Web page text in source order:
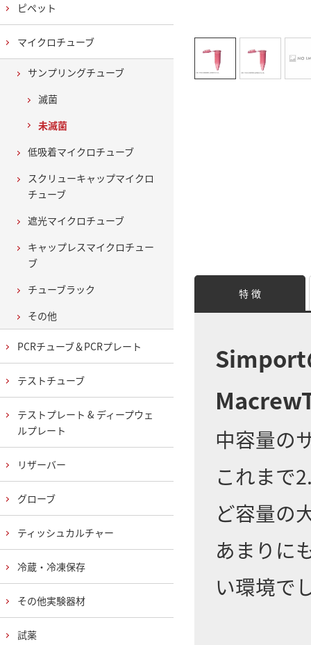
特 徴
Simport
中容量の
これまで
ど容量の
あまりに
い環境で
ピペット
マイクロチューブ
サンプリングチューブ
滅菌
未滅菌
低吸着マイクロチューブ
スクリューキャップマイクロ
チューブ
遮光マイクロチューブ
キャップレスマイクロチュー
ブ
チューブラック
その他
PCRチューブ＆PCRプレート
テストチューブ
テストプレート & ディープウェ
ルプレート
リザーバー
グローブ
ティッシュカルチャー
冷蔵・冷凍保存
その他実験器材
試薬